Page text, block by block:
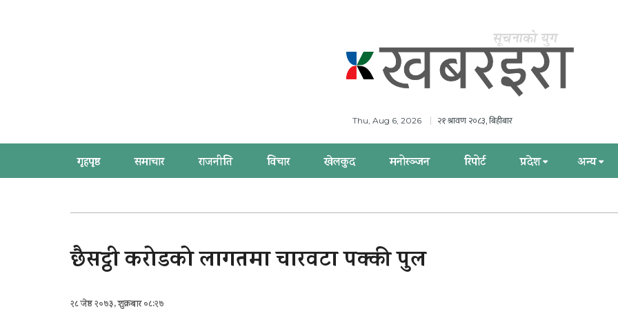
Thu, Aug 6, 2026 २१ श्रावण २०८३, बिहीबार
गृहपृष्ठ समाचार राजनीति विचार खेलकुद मनोरञ्जन रिपोर्ट प्रदेश अन्य
छैसट्ठी करोडको लागतमा चारवटा पक्की पुल
२८ जेष्ठ २०७३, शुक्रबार ०८:२७